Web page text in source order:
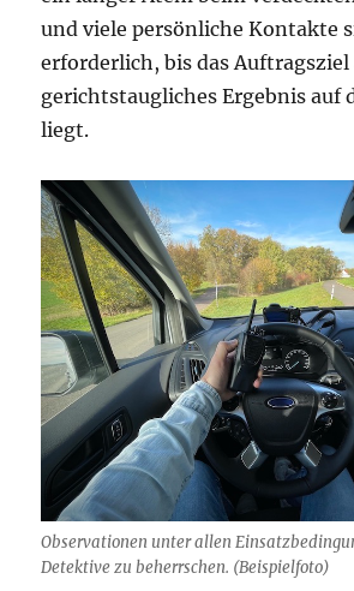
und viele persönliche Kontakte
erforderlich, bis das Auftragsziel
gerichtstaugliches Ergebnis auf
liegt.
Observationen unter allen
Detektive zu beherrschen. (Beispielfoto)